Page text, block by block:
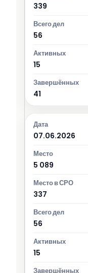
339
56
15
41
07.06.2026
5 089
337
56
15